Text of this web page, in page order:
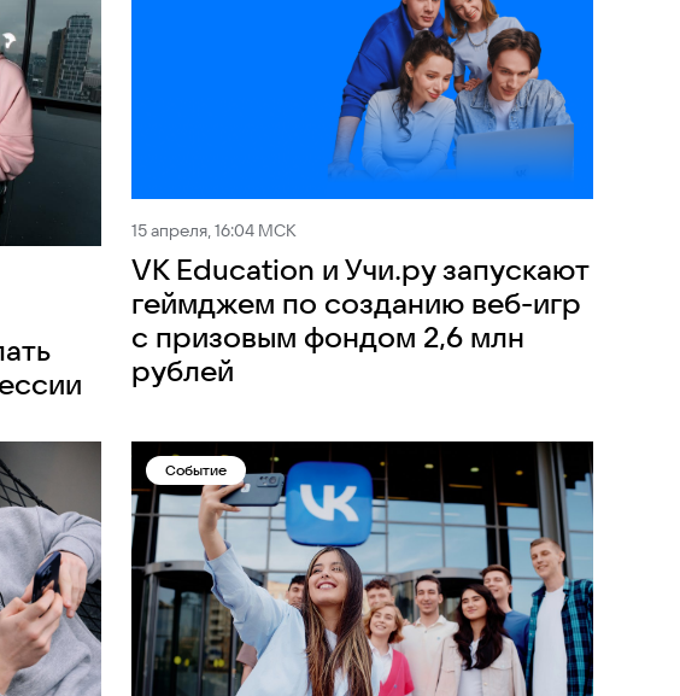
15 апреля, 16:04 МСК
VK Education и Учи.ру запускают
геймджем по созданию веб-игр
с призовым фондом 2,6 млн
рублей
Событие